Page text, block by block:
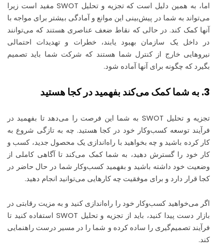
اما، به همین دلیل است که تجزیه و تحلیل SWOT مفید است زیرا
می‌تواند به شما در پیش‌بینی این موانع و آمادگی بیشتر برای مواجه با
آنها کمک کند. در حالی که نقاط ضعف عناصری هستند که می‌توانند
در داخل یک سازمان بهبود یابند، خطرات و تهدیدات احتمالی
نیروهایی خارج از کنترل شما هستند که شرکت شما باید تصمیم
بگیرد که چگونه برای آنها آماده شود.
3. به شما کمک می‌کند بفهمید در کجا هستید
تجزیه و تحلیل SWOT به شما این فرصت را می‌دهد تا بفهمید در
فرآیند توسعه کسب‌وکار خود در کجا هستید. چه به تازگی شروع به
کار کرده باشید و چه بخواهید با راه‌اندازی یک محصول جدید، کسب و
کار خود را گسترش دهید، به شما کمک می‌کند تا آگاهی کاملی از
وضعیت خود داشته باشید و بفهمید کسب‌وکار شما در حال حاضر در
کجا قرار دارد و برای موفقیت چه کارهایی می‌توانید انجام دهید.
اگر می‌خواهید کسب‌وکار خود را راه‌اندازی کنید و به مزیت رقابتی در
بازار دست پیدا کنید، باید از تجزیه و تحلیل SWOT استفاده کنید تا
فرآیند تصمیم‌گیری را ساده کرده و شما را در مسیر درست راهنمایی
کند.